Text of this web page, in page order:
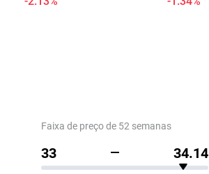
Faixa de preço de 52 semanas
33 34.14